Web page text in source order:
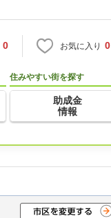
0 お気に入り 0
住みやすい街を探す
助成金
情報